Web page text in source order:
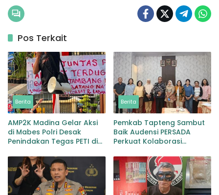
Pos Terkait
Berita
AMP2K Madina Gelar Aksi
di Mabes Polri Desak
Penindakan Tegas PETI di
Natal
Berita
Pemkab Tapteng Sambut
Baik Audensi PERSADA
Perkuat Kolaborasi
dan Pebgaruutamaan
Inklusi